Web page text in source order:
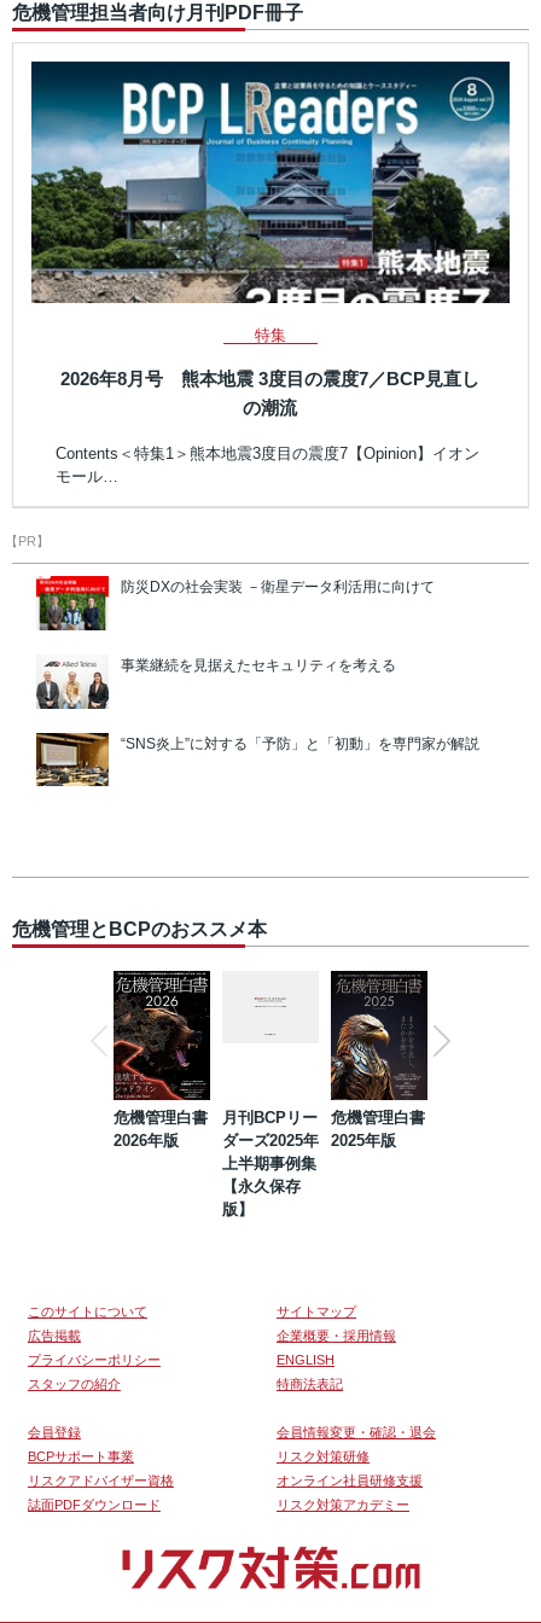
危機管理担当者向け月刊PDF冊子
特集
2026年8月号 熊本地震 3度目の震度7／BCP見直し
の潮流
Contents＜特集1＞熊本地震3度目の震度7【Opinion】イオン
モール…
【PR】
防災DXの社会実装 －衛星データ利活用に向けて
事業継続を見据えたセキュリティを考える
“SNS炎上”に対する「予防」と「初動」を専門家が解説
危機管理とBCPのおススメ本
危機管理白書
2026年版
月刊BCPリー
ダーズ2025年
上半期事例集
【永久保存
版】
危機管理白書
2025年版
このサイトについて
サイトマップ
広告掲載
企業概要・採用情報
プライバシーポリシー
ENGLISH
スタッフの紹介
特商法表記
会員登録
会員情報変更・確認・退会
BCPサポート事業
リスク対策研修
リスクアドバイザー資格
オンライン社員研修支援
誌面PDFダウンロード
リスク対策アカデミー